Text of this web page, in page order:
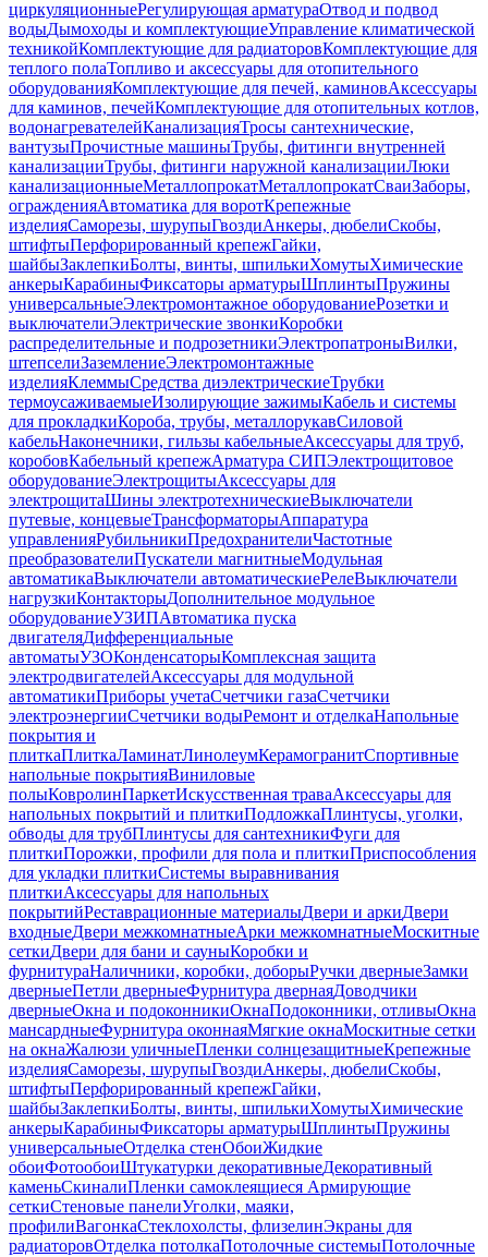
циркуляционныеРегулирующая арматураОтвод и подвод
водыДымоходы и комплектующиеУправление климатической
техникойКомплектующие для радиаторовКомплектующие для
теплого полаТопливо и аксессуары для отопительного
оборудованияКомплектующие для печей, каминовАксессуары
для каминов, печейКомплектующие для отопительных котлов,
водонагревателейКанализацияТросы сантехнические,
вантузыПрочистные машиныТрубы, фитинги внутренней
канализацииТрубы, фитинги наружной канализацииЛюки
канализационныеМеталлопрокатМеталлопрокатСваиЗаборы,
огражденияАвтоматика для воротКрепежные
изделияСаморезы, шурупыГвоздиАнкеры, дюбелиСкобы,
штифтыПерфорированный крепежГайки,
шайбыЗаклепкиБолты, винты, шпилькиХомутыХимические
анкерыКарабиныФиксаторы арматурыШплинтыПружины
универсальныеЭлектромонтажное оборудованиеРозетки и
выключателиЭлектрические звонкиКоробки
распределительные и подрозетникиЭлектропатроныВилки,
штепселиЗаземлениеЭлектромонтажные
изделияКлеммыСредства диэлектрическиеТрубки
термоусаживаемыеИзолирующие зажимыКабель и системы
для прокладкиКороба, трубы, металлорукавСиловой
кабельНаконечники, гильзы кабельныеАксессуары для труб,
коробовКабельный крепежАрматура СИПЭлектрощитовое
оборудованиеЭлектрощитыАксессуары для
электрощитаШины электротехническиеВыключатели
путевые, концевыеТрансформаторыАппаратура
управленияРубильникиПредохранителиЧастотные
преобразователиПускатели магнитныеМодульная
автоматикаВыключатели автоматическиеРелеВыключатели
нагрузкиКонтакторыДополнительное модульное
оборудованиеУЗИПАвтоматика пуска
двигателяДифференциальные
автоматыУЗОКонденсаторыКомплексная защита
электродвигателейАксессуары для модульной
автоматикиПриборы учетаСчетчики газаСчетчики
электроэнергииСчетчики водыРемонт и отделкаНапольные
покрытия и
плиткаПлиткаЛаминатЛинолеумКерамогранитСпортивные
напольные покрытияВиниловые
полыКовролинПаркетИскусственная траваАксессуары для
напольных покрытий и плиткиПодложкаПлинтусы, уголки,
обводы для трубПлинтусы для сантехникиФуги для
плиткиПорожки, профили для пола и плиткиПриспособления
для укладки плиткиСистемы выравнивания
плиткиАксессуары для напольных
покрытийРеставрационные материалыДвери и аркиДвери
входныеДвери межкомнатныеАрки межкомнатныеМоскитные
сеткиДвери для бани и сауныКоробки и
фурнитураНаличники, коробки, доборыРучки дверныеЗамки
дверныеПетли дверныеФурнитура двернаяДоводчики
дверныеОкна и подоконникиОкнаПодоконники, отливыОкна
мансардныеФурнитура оконнаяМягкие окнаМоскитные сетки
на окнаЖалюзи уличныеПленки солнцезащитныеКрепежные
изделияСаморезы, шурупыГвоздиАнкеры, дюбелиСкобы,
штифтыПерфорированный крепежГайки,
шайбыЗаклепкиБолты, винты, шпилькиХомутыХимические
анкерыКарабиныФиксаторы арматурыШплинтыПружины
универсальныеОтделка стенОбоиЖидкие
обоиФотообоиШтукатурки декоративныеДекоративный
каменьСкиналиПленки самоклеящиеся Армирующие
сеткиСтеновые панелиУголки, маяки,
профилиВагонкаСтеклохолсты, флизелинЭкраны для
радиаторовОтделка потолкаПотолочные системыПотолочные